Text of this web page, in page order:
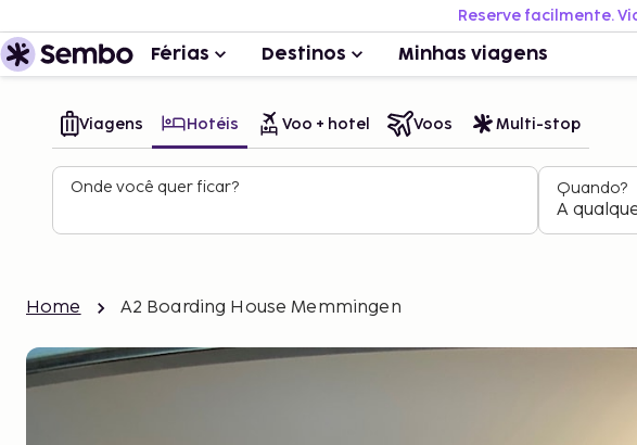
Reserve facilmente.
Férias Destinos Minhas viagens
Viagens Hotéis Voo + hotel Voos Multi-stop
Onde você quer ficar? Quando?
A
Home A2 Boarding House Memmingen